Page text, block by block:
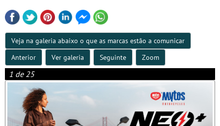
Veja na galeria abaixo o que as marcas estão a comunicar
Anterior
Ver galeria Seguinte Zoom
1 de 25